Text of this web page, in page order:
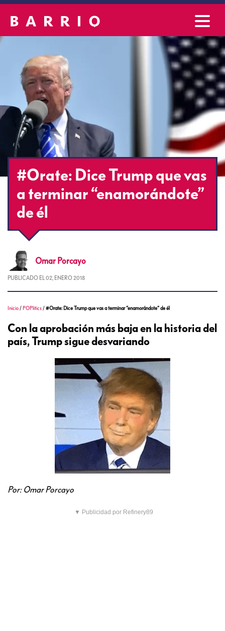
#Orate: Dice Trump que vas
a terminar “enamorándote”
de él
Omar Porcayo
PUBLICADO EL 02, ENERO 2018
Inicio / POPlitics /#Orate: Dice Trump que vas a terminar “enamorándote” de él
Con la aprobación más baja en la historia del
país, Trump sigue desvariando
Por: Omar Porcayo
▼ Publicidad por Refinery89